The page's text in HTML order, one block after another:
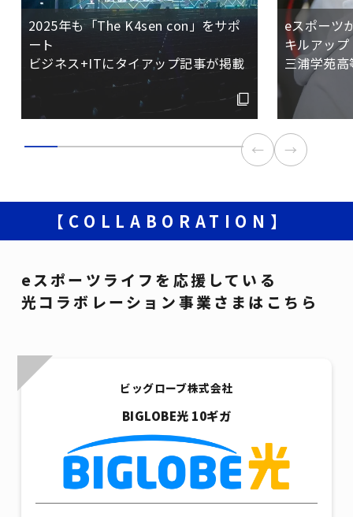
2025年も「The K4sen con」をサポ
ート
ビジネス+ITにタイアップ記事が掲載
eスポーツ
キルアップ
三浦学苑
← →
【COLLABORATION】
eスポーツライフを応援している
光コラボレーション事業さまはこちら
ビッグローブ株式会社
BIGLOBE光 10ギガ